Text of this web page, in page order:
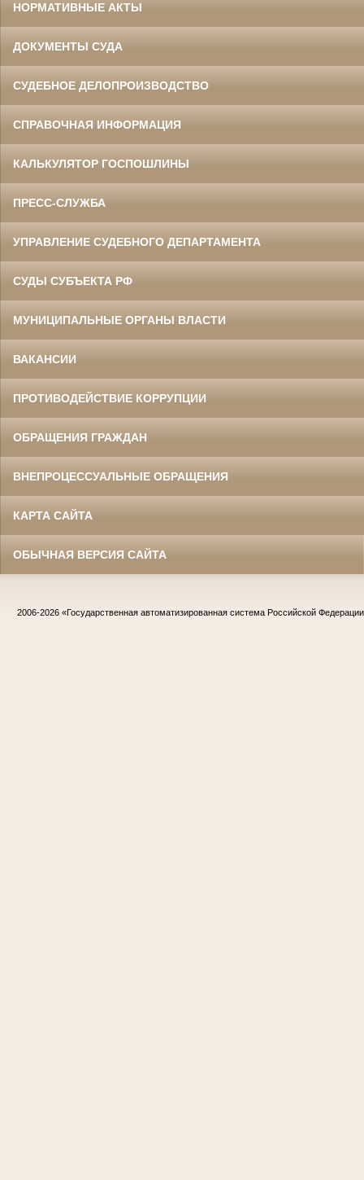
НОРМАТИВНЫЕ АКТЫ
ДОКУМЕНТЫ СУДА
СУДЕБНОЕ ДЕЛОПРОИЗВОДСТВО
СПРАВОЧНАЯ ИНФОРМАЦИЯ
КАЛЬКУЛЯТОР ГОСПОШЛИНЫ
ПРЕСС-СЛУЖБА
УПРАВЛЕНИЕ СУДЕБНОГО ДЕПАРТАМЕНТА
СУДЫ СУБЪЕКТА РФ
МУНИЦИПАЛЬНЫЕ ОРГАНЫ ВЛАСТИ
ВАКАНСИИ
ПРОТИВОДЕЙСТВИЕ КОРРУПЦИИ
ОБРАЩЕНИЯ ГРАЖДАН
ВНЕПРОЦЕССУАЛЬНЫЕ ОБРАЩЕНИЯ
КАРТА САЙТА
ОБЫЧНАЯ ВЕРСИЯ САЙТА
2006-2026 «Государственная автоматизированная система Российской